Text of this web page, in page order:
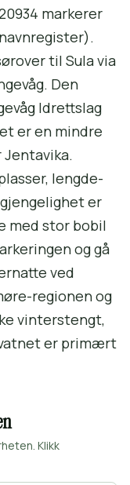
markerer
til Sula via
Den
Idrettslag
er en mindre
lengde-
er
med stor bobil
og gå
ved
regionen og
vinterstengt,
er primært
Klikk